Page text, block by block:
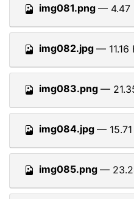
img081.png — 4.47
img082.jpg — 11.16
img083.png —
img084.jpg —
img085.png —